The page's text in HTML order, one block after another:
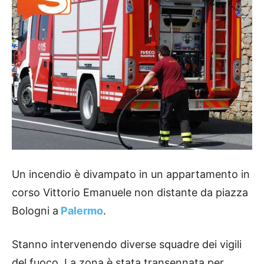
Un incendio è divampato in un appartamento in
corso Vittorio Emanuele non distante da piazza
Bologni a Palermo.
Stanno intervenendo diverse squadre dei vigili